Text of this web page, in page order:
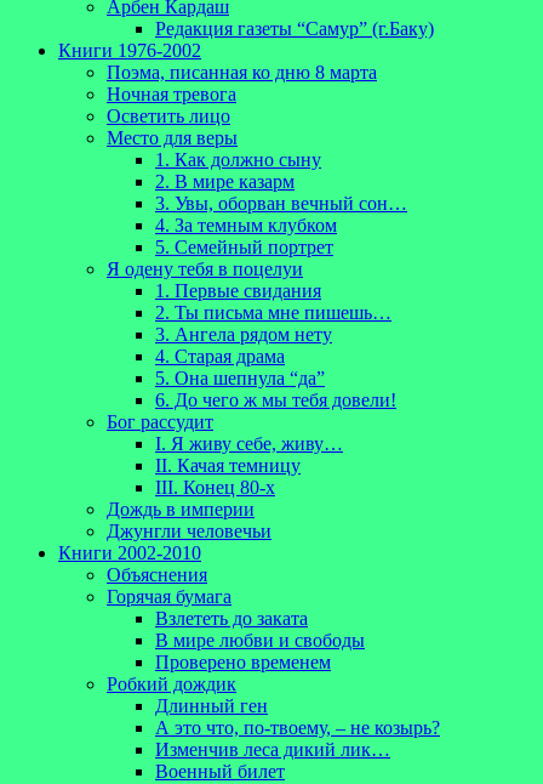
Арбен Кардаш
Редакция газеты “Самур” (г.Баку)
Книги 1976-2002
Поэма, писанная ко дню 8 марта
Ночная тревога
Осветить лицо
Место для веры
1. Как должно сыну
2. В мире казарм
3. Увы, оборван вечный сон…
4. За темным клубком
5. Семейный портрет
Я одену тебя в поцелуи
1. Первые свидания
2. Ты письма мне пишешь…
3. Ангела рядом нету
4. Старая драма
5. Она шепнула “да”
6. До чего ж мы тебя довели!
Бог рассудит
I. Я живу себе, живу…
II. Качая темницу
III. Конец 80-х
Дождь в империи
Джунгли человечьи
Книги 2002-2010
Объяснения
Горячая бумага
Взлететь до заката
В мире любви и свободы
Проверено временем
Робкий дождик
Длинный ген
А это что, по-твоему, – не козырь?
Изменчив леса дикий лик…
Военный билет